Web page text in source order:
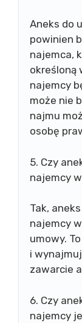
Aneks do
powinien
najemca,
określoną
najemcy
może nie
najmu
osobę
5. Czy
najemcy
Tak,
najemcy
umowy.
i
zawarcie
6. Czy
najemcy